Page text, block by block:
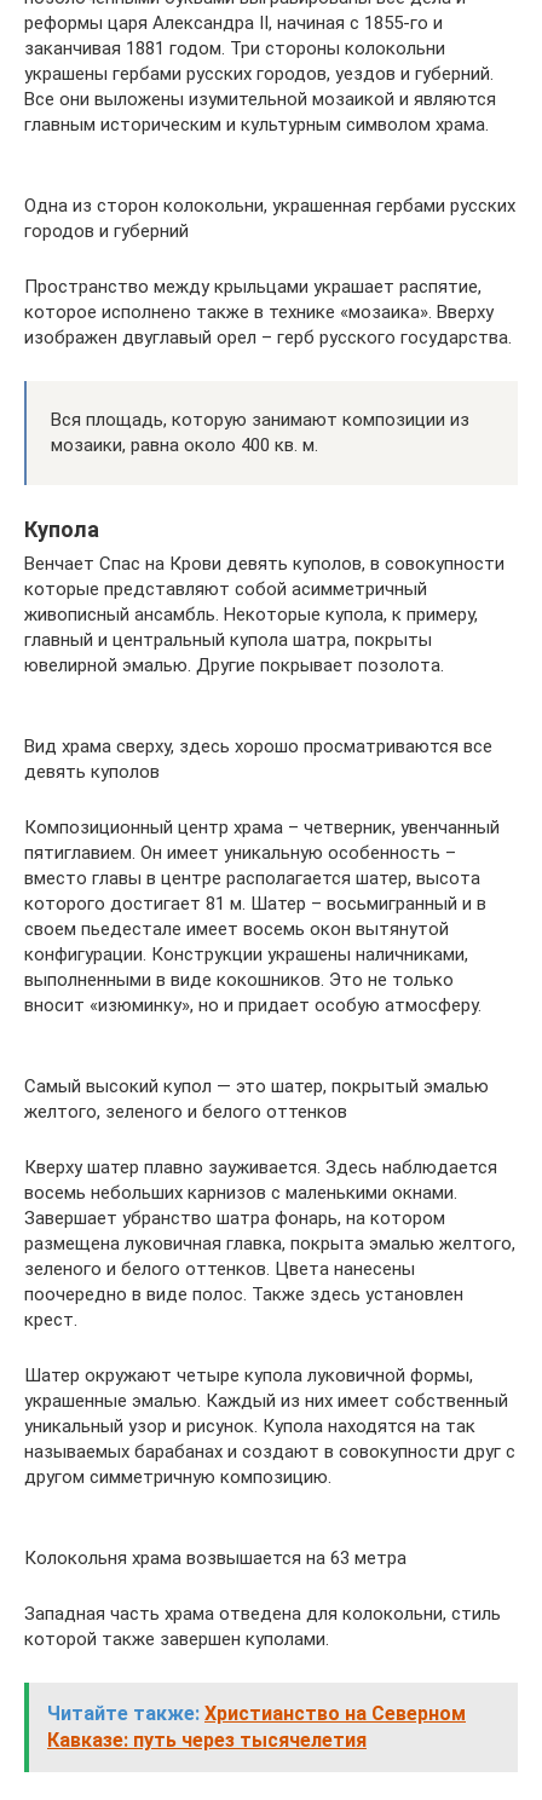
реформы царя Александра II, начиная с 1855-го и
заканчивая 1881 годом. Три стороны колокольни
украшены гербами русских городов, уездов и губерний.
Все они выложены изумительной мозаикой и являются
главным историческим и культурным символом храма.
Одна из сторон колокольни, украшенная гербами русских
городов и губерний
Пространство между крыльцами украшает распятие,
которое исполнено также в технике «мозаика». Вверху
изображен двуглавый орел – герб русского государства.
Вся площадь, которую занимают композиции из
мозаики, равна около 400 кв. м.
Купола
Венчает Спас на Крови девять куполов, в совокупности
которые представляют собой асимметричный
живописный ансамбль. Некоторые купола, к примеру,
главный и центральный купола шатра, покрыты
ювелирной эмалью. Другие покрывает позолота.
Вид храма сверху, здесь хорошо просматриваются все
девять куполов
Композиционный центр храма – четверник, увенчанный
пятиглавием. Он имеет уникальную особенность –
вместо главы в центре располагается шатер, высота
которого достигает 81 м. Шатер – восьмигранный и в
своем пьедестале имеет восемь окон вытянутой
конфигурации. Конструкции украшены наличниками,
выполненными в виде кокошников. Это не только
вносит «изюминку», но и придает особую атмосферу.
Самый высокий купол — это шатер, покрытый эмалью
желтого, зеленого и белого оттенков
Кверху шатер плавно зауживается. Здесь наблюдается
восемь небольших карнизов с маленькими окнами.
Завершает убранство шатра фонарь, на котором
размещена луковичная главка, покрыта эмалью желтого,
зеленого и белого оттенков. Цвета нанесены
поочередно в виде полос. Также здесь установлен
крест.
Шатер окружают четыре купола луковичной формы,
украшенные эмалью. Каждый из них имеет собственный
уникальный узор и рисунок. Купола находятся на так
называемых барабанах и создают в совокупности друг с
другом симметричную композицию.
Колокольня храма возвышается на 63 метра
Западная часть храма отведена для колокольни, стиль
которой также завершен куполами.
Читайте также: Христианство на Северном
Кавказе: путь через тысячелетия